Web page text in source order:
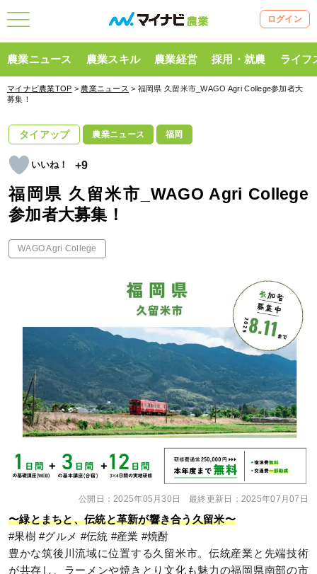
ログイン
農業ニュース 農業スキル 農業経営 採用・就農 ライフ
マイナビ農業TOP > 農業ニュース > 福岡県 久留米市_WAGO Agri College参加者大
募集！
タイアップ 農業ニュース 福岡
+9
福岡県 久留米市_WAGO Agri College
参加者大募集！
WAGO Agri College
公開日：2025年05月30日 最終更新日： 2025年07月07日
〜緑とまちと、伝統と革新が響き合う久留米〜
#果樹 #グルメ #伝統 #産業 #焼酎
豊かな筑後川流域に位置する久留米市。伝統産業と先端技術
が共存し、ラーメンや焼きとり文化も魅力の福岡県南部の市